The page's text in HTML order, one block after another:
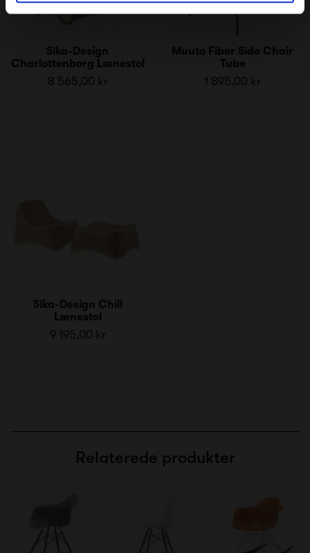
Sika-Design
Charlottenborg Lænestol
8 565,00 kr
Muuto Fiber Side Chair
Tube
1 895,00 kr
Sika-Design Chill
Lænestol
9 195,00 kr
Relaterede produkter